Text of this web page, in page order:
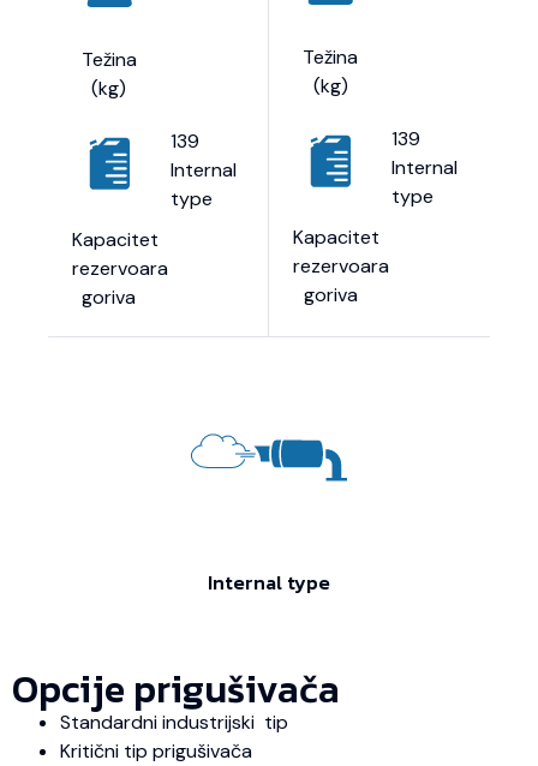
Težina
(kg)
Kapacitet
rezervoara
goriva
139
Internal
type
Težina
(kg)
Kapacitet
rezervoara
goriva
139
Internal
type
Internal type
Opcije prigušivača
Standardni industrijski tip
Kritični tip prigušivača